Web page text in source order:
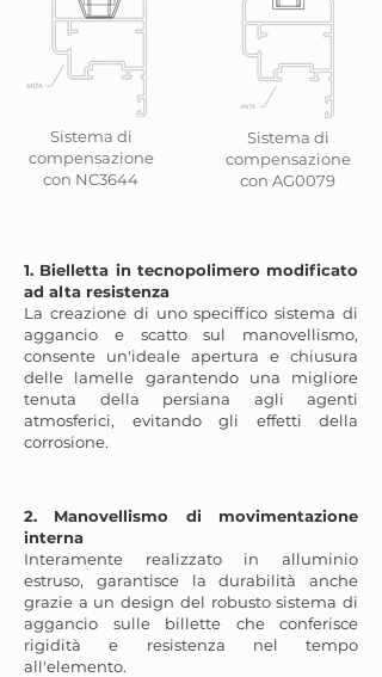
Sistema di
compensazione
con NC3644
Sistema di
compensazione
con AG0079
1. Bielletta in tecnopolimero modificato
ad alta resistenza
La creazione di uno speciffico sistema di
aggancio e scatto sul manovellismo,
consente un'ideale apertura e chiusura
delle lamelle garantendo una migliore
tenuta della persiana agli agenti
atmosferici, evitando gli effetti della
corrosione.
2. Manovellismo di movimentazione
interna
Interamente realizzato in alluminio
estruso, garantisce la durabilità anche
grazie a un design del robusto sistema di
aggancio sulle billette che conferisce
rigidità e resistenza nel tempo
all'elemento.